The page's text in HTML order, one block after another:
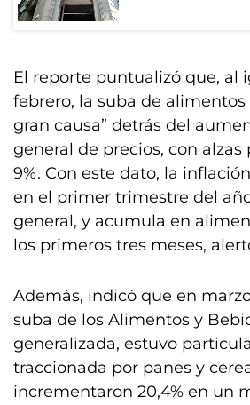
El reporte puntualizó que, al
febrero, la suba de alimentos
gran causa” detrás del
general de precios, con
9%. Con este dato, la
en el primer trimestre del
general, y acumula en
los primeros tres meses,
Además, indicó que en
suba de los Alimentos y
generalizada, estuvo
traccionada por panes y
incrementaron 20,4% en un